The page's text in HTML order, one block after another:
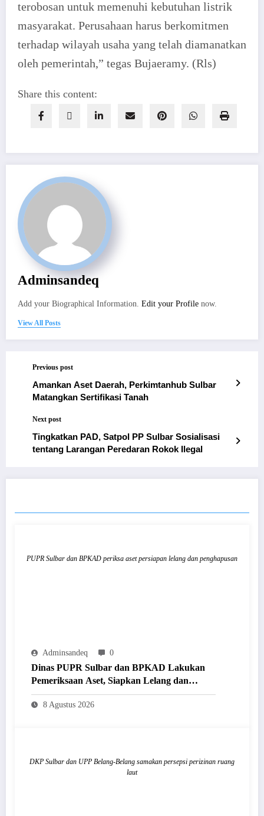
terobosan untuk memenuhi kebutuhan listrik
masyarakat. Perusahaan harus berkomitmen
terhadap wilayah usaha yang telah diamanatkan
oleh pemerintah,” tegas Bujaeramy. (Rls)
Share this content:
Adminsandeq
Add your Biographical Information. Edit your Profile now.
View All Posts
Previous post
Amankan Aset Daerah, Perkimtanhub Sulbar
Matangkan Sertifikasi Tanah
Next post
Tingkatkan PAD, Satpol PP Sulbar Sosialisasi
tentang Larangan Peredaran Rokok Ilegal
PUPR Sulbar dan BPKAD periksa aset persiapan lelang dan penghapusan
Adminsandeq 0
Dinas PUPR Sulbar dan BPKAD Lakukan
Pemeriksaan Aset, Siapkan Lelang dan
Penghapusan Barang Milik Daerah
8 Agustus 2026
DKP Sulbar dan UPP Belang-Belang samakan persepsi perizinan ruang
laut